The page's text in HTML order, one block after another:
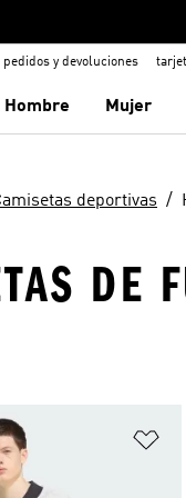
pedidos y devoluciones
Hombre Mujer
deportivas
DE